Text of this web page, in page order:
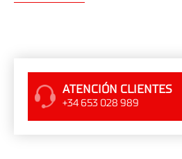
ATENCIÓN CLIENTES
+34 653 028 989